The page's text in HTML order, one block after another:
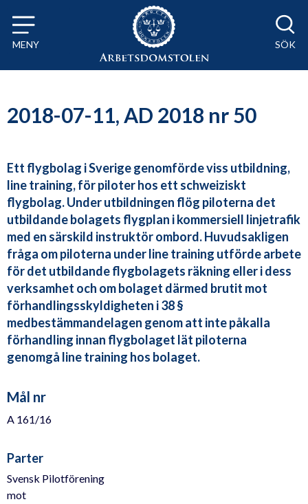
Till innehåll på sidan x
MENY SÖK
2018-07-11, AD 2018 nr 50
Ett flygbolag i Sverige genomförde viss utbildning,
line training, för piloter hos ett schweiziskt
flygbolag. Under utbildningen flög piloterna det
utbildande bolagets flygplan i kommersiell linjetrafik
med en särskild instruktör ombord. Huvudsakligen
fråga om piloterna under line training utförde arbete
för det utbildande flygbolagets räkning eller i dess
verksamhet och om bolaget därmed brutit mot
förhandlingsskyldigheten i 38 §
medbestämmandelagen genom att inte påkalla
förhandling innan flygbolaget lät piloterna
genomgå line training hos bolaget.
Mål nr
A 161/16
Parter
Svensk Pilotförening
mot